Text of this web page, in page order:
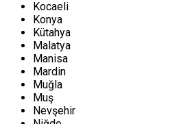
Kocaeli
Konya
Kütahya
Malatya
Manisa
Mardin
Muğla
Muş
Nevşehir